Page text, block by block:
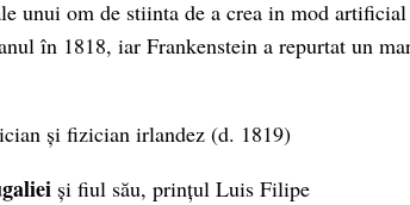
unui om de stiinta de a crea in mod
în 1818, iar Frankenstein a repurtat un
și fizician irlandez (d. 1819)
și fiul său, prințul Luis Filipe